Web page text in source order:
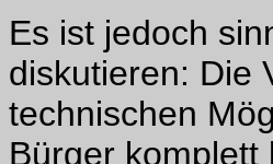
Es ist jedoch
diskutieren: Die
technischen
Bürger